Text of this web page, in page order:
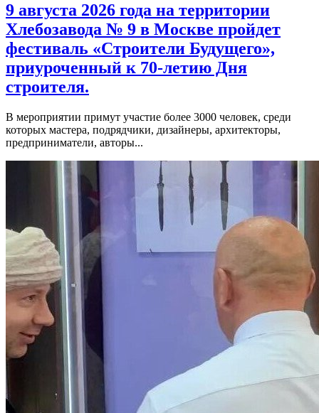
9 августа 2026 года на территории
Хлебозавода № 9 в Москве пройдет
фестиваль «Строители Будущего»,
приуроченный к 70-летию Дня
строителя.
В мероприятии примут участие более 3000 человек, среди
которых мастера, подрядчики, дизайнеры, архитекторы,
предприниматели, авторы...